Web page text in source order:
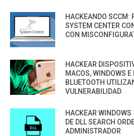
HACKEANDO SCCM:
SYSTEM CENTER
CON
HACKEAR
MACOS, WINDOWS E
BLUETOOTH
VULNERABILIDAD
HACKEAR
DE DLL SEARCH
ADMINISTRADOR